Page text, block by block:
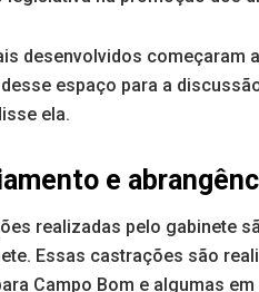
desenvolvidos começaram
espaço para a
ela.
e
realizadas pelo gabinete
Essas castrações são
Campo Bom e algumas